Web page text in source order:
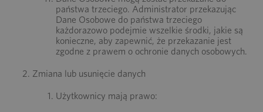
państwa trzeciego. Administrator przekazując
Dane Osobowe do państwa trzeciego
każdorazowo podejmie wszelkie środki, jakie są
konieczne, aby zapewnić, że przekazanie jest
zgodne z prawem o ochronie danych osobowych.
Zmiana lub usunięcie danych
Użytkownicy mają prawo: